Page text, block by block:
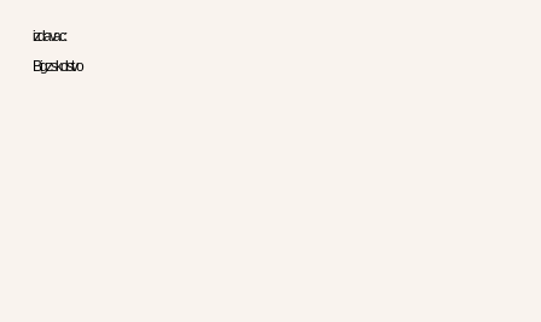
izdavac:
Bigz skolstvo